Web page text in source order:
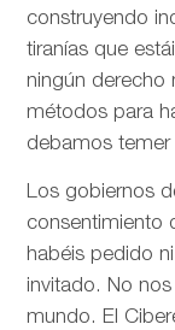
construyendo
tiranías que
ningún derecho
métodos para
debamos temer
Los gobiernos
consentimiento
habéis pedido
invitado. No
mundo. El